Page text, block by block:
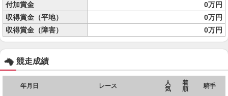
付加賞金
0万円
収得賞金（平地）
0万円
収得賞金（障害）
0万円
競走成績
年月日 レース
人
気
着
順
騎手